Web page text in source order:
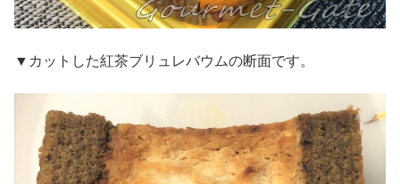
▼カットした紅茶ブリュレバウムの断面です。